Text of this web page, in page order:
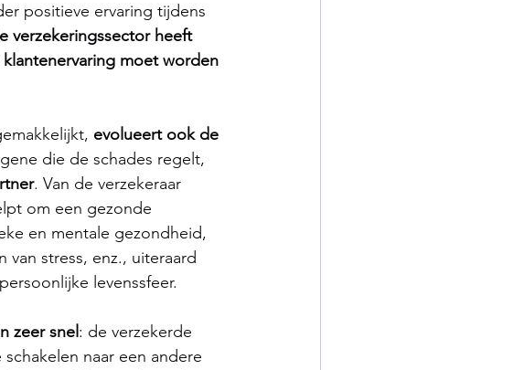
positieve ervaring tijdens
verzekeringssector heeft
moet worden
evolueert ook de
die de schades regelt,
. Van de verzekeraar
om een gezonde
en mentale gezondheid,
stress, enz., uiteraard
levenssfeer.
zeer snel : de verzekerde
naar een andere